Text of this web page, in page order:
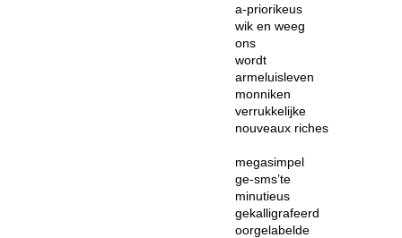
a-priorikeus
wik en weeg
ons
wordt
armeluisleven
monniken
verrukkelijke
nouveaux riches
megasimpel
ge-sms’te
minutieus
gekalligrafeerd
oorgelabelde